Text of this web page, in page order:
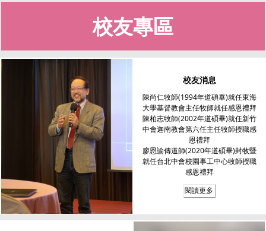
校友專區
校友消息
陳尚仁牧師(1994年道碩畢)就任東海
大學基督教會主任牧師就任感恩禮拜
陳柏志牧師(2002年道碩畢)就任新竹
中會迦南教會第六任主任牧師授職感
恩禮拜
廖恩諭傳道師(2020年道碩畢)封牧暨
就任台北中會校園事工中心牧師授職
感恩禮拜
閱讀更多